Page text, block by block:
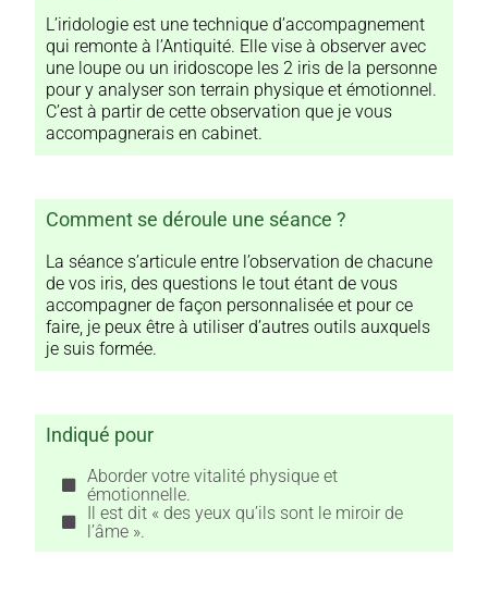
L’iridologie est une technique d’accompagnement
qui remonte à l’Antiquité. Elle vise à observer avec
une loupe ou un iridoscope les 2 iris de la personne
pour y analyser son terrain physique et émotionnel.
C’est à partir de cette observation que je vous
accompagnerais en cabinet.
Comment se déroule une séance ?
La séance s’articule entre l’observation de chacune
de vos iris, des questions le tout étant de vous
accompagner de façon personnalisée et pour ce
faire, je peux être à utiliser d’autres outils auxquels
je suis formée.
Indiqué pour
Aborder votre vitalité physique et
émotionnelle.
Il est dit « des yeux qu’ils sont le miroir de
l’âme ».